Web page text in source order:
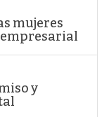
mujeres
y